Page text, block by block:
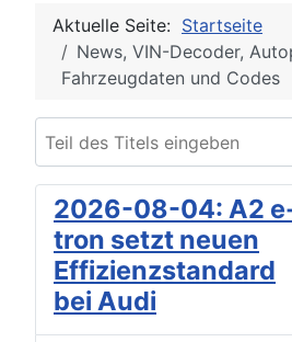
Aktuelle Seite: Startseite
News, VIN-Decoder,
Fahrzeugdaten und Codes
2026-08-04: A2
tron setzt neuen
Effizienzstandard
bei Audi